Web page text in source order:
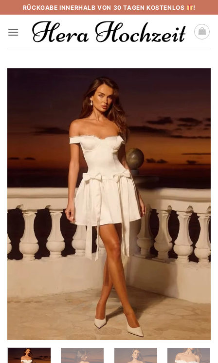
to
content
RÜCKGABE INNERHALB VON 30 TAGEN KOSTENLOS !